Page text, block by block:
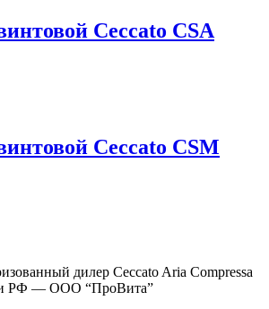
Ceccato CSА
Ceccato CSM
дилер Ceccato Aria Compressa
РФ — ООО “ПроВита”